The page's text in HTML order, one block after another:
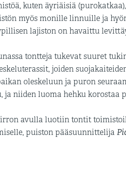
kuten äyriäisiä
myös monille linnuille ja
lajiston on havaittu
tontteja tukevat suuret
joiden
oleskeluun ja puron
ja niiden luoma hehku korostaa
avulla luotiin tontit
puiston pääsuunnittelija